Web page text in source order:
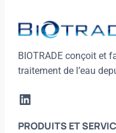
BIOTRADE conçoit et
traitement de l’eau
LinkedIn
PRODUITS ET